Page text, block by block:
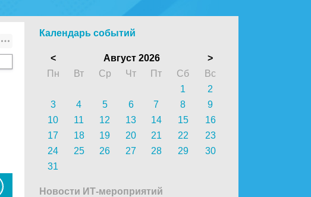
Календарь событий
< Август 2026
>
Пн
Вт Ср Чт Пт Сб
Вс
1
2
3
4 5 6 7 8
9
10
11 12 13 14 15
16
17
18 19 20 21 22
23
24
25 26 27 28 29
30
31
Новости ИТ-мероприятий